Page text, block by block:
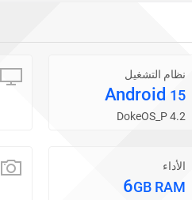
نظام التشغيل
Android 15
DokeOS_P 4.2
الأداء
6GB RAM